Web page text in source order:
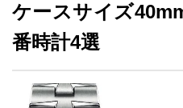
ケースサイズ
番時計4選